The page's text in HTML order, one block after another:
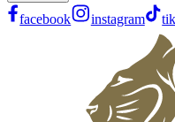
facebook instagram